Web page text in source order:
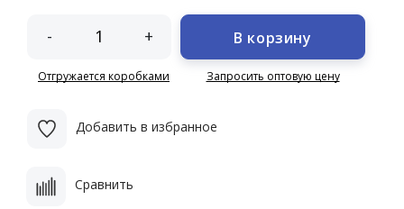
- +
Отгружается коробками
В корзину
Запросить оптовую цену
Добавить в избранное
Сравнить